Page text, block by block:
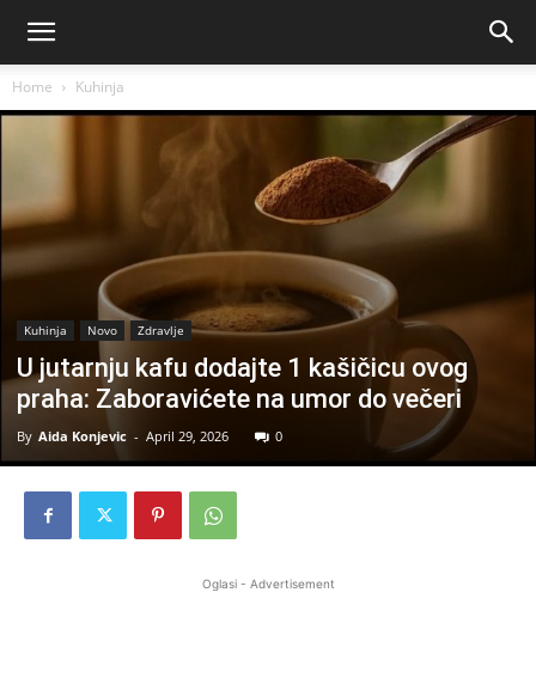
Home Kuhinja
Kuhinja Novo Zdravlje
U jutarnju kafu dodajte 1 kašičicu ovog
praha: Zaboravićete na umor do večeri
By Aida Konjevic - April 29, 2026 0
Oglasi - Advertisement